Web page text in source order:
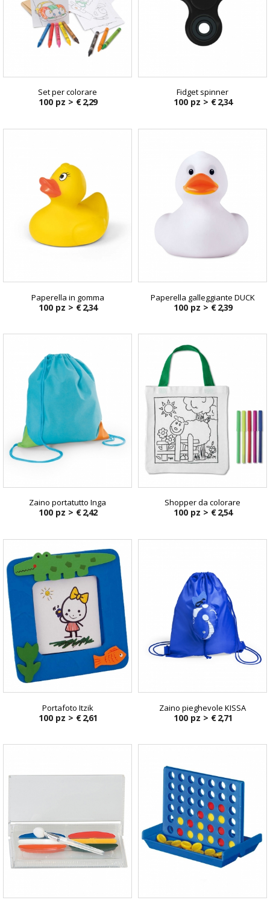
Set per colorare
100 pz > € 2,29
Fidget spinner
100 pz > € 2,34
Paperella in gomma
100 pz > € 2,34
Paperella galleggiante DUCK
100 pz > € 2,39
Zaino portatutto Inga
100 pz > € 2,42
Shopper da colorare
100 pz > € 2,54
Portafoto Itzik
100 pz > € 2,61
Zaino pieghevole KISSA
100 pz > € 2,71